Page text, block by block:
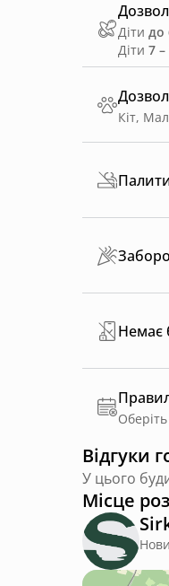
Кіт,
Діти до
Діти 7
Немає
Відгуки
У цього
Місце